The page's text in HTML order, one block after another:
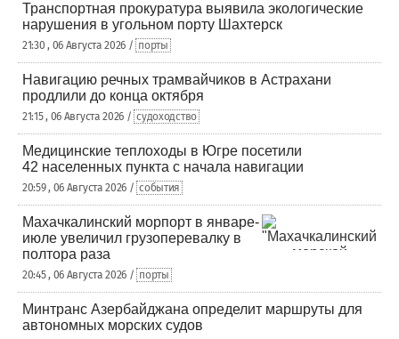
Транспортная прокуратура выявила экологические
нарушения в угольном порту Шахтерск
21:30 , 06 Августа 2026 / порты
Навигацию речных трамвайчиков в Астрахани
продлили до конца октября
21:15 , 06 Августа 2026 / судоходство
Медицинские теплоходы в Югре посетили
42 населенных пункта с начала навигации
20:59 , 06 Августа 2026 / события
Махачкалинский морпорт в январе-
июле увеличил грузоперевалку в
полтора раза
20:45 , 06 Августа 2026 / порты
Минтранс Азербайджана определит маршруты для
автономных морских судов